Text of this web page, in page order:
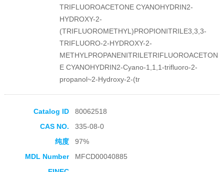
收藏产品
TRIFLUOROACETONE CYANOHYDRIN2-
HYDROXY-2-
(TRIFLUOROMETHYL)PROPIONITRILE3,3,3-
TRIFLUORO-2-HYDROXY-2-
METHYLPROPANENITRILETRIFLUOROACETON
E CYANOHYDRIN2-Cyano-1,1,1-trifluoro-2-
propanol~2-Hydroxy-2-(tr
Catalog ID
80062518
CAS NO.
335-08-0
纯度
97%
MDL Number
MFCD00040885